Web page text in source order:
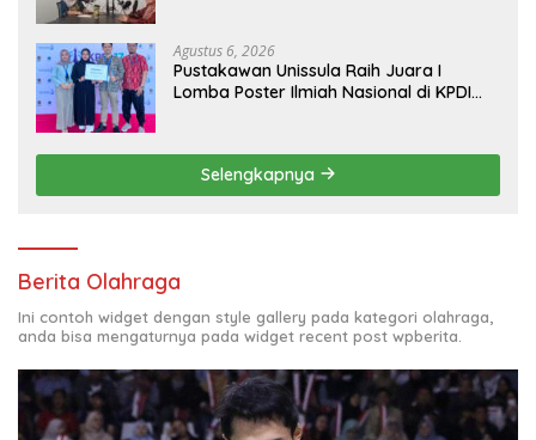
Agustus 6, 2026
Pustakawan Unissula Raih Juara I
Lomba Poster Ilmiah Nasional di KPDI
Selengkapnya
Berita Olahraga
Ini contoh widget dengan style gallery pada kategori olahraga,
anda bisa mengaturnya pada widget recent post wpberita.